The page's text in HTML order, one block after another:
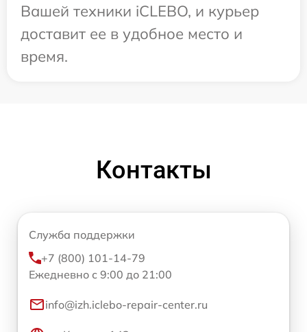
Вашей техники iCLEBO, и курьер
доставит ее в удобное место и
время.
Контакты
Служба поддержки
+7 (800) 101-14-79
Ежедневно с 9:00 до 21:00
info@izh.iclebo-repair-center.ru